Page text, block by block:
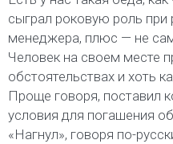
сыграл роковую роль
менеджера, плюс — не
Человек на своем месте
обстоятельствах и хоть
Проще говоря, поставил
условия для погашения
«Нагнул», говоря по-